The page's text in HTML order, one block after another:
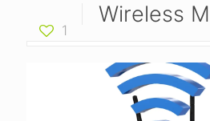
1
Wireless